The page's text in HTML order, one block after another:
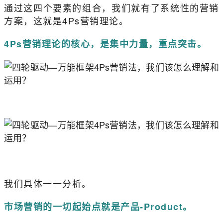
通过这四个要素的组合，我们就有了系统性的营销
方案，这就是4Ps营销理论。
4Ps营销理论的核心，是集中力量，重点突击。
我们具体一一分析。
市场营销的一切起始点就是产品-Product。